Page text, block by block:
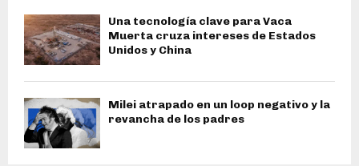
Una tecnología clave para Vaca
Muerta cruza intereses de Estados
Unidos y China
Milei atrapado en un loop negativo y la
revancha de los padres